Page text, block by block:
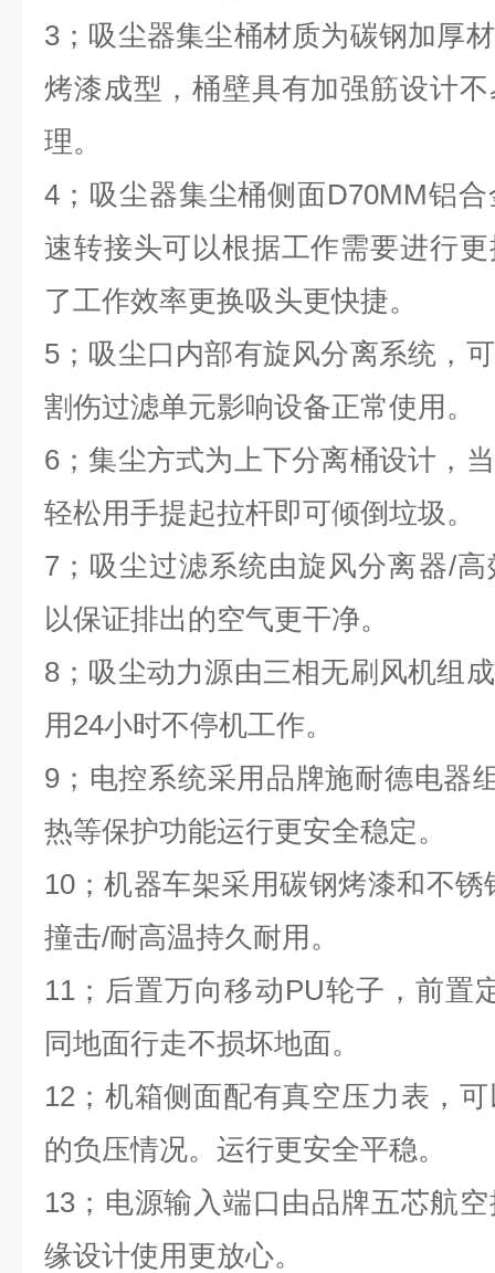
3 ；吸尘器集尘桶材质为碳钢加厚
烤漆成型，桶壁具有加强筋设计
理。
4 ；吸尘器集尘桶侧面D70MM铝
速转接头可以根据工作需要进行
了工作效率更换吸头更快捷。
5 ；吸尘口内部有旋风分离系统，
割伤过滤单元影响设备正常使用。
6 ；集尘方式为上下分离桶设计，
轻松用手提起拉杆即可倾倒垃圾。
7 ；吸尘过滤系统由旋风分离器/
以保证排出的空气更干净。
8 ；吸尘动力源由三相无刷风机组
用24小时不停机工作。
9 ；电控系统采用品牌施耐德电器
热等保护功能运行更安全稳定。
10 ；机器车架采用碳钢烤漆和不
撞击/耐高温持久耐用。
11 ；后置万向移动PU轮子，前置
同地面行走不损坏地面。
12 ；机箱侧面配有真空压力表，
的负压情况。运行更安全平稳。
13 ；电源输入端口由品牌五芯航
缘设计使用更放心。